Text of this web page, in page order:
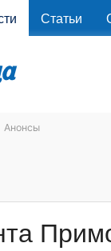
Статьи
Анонсы